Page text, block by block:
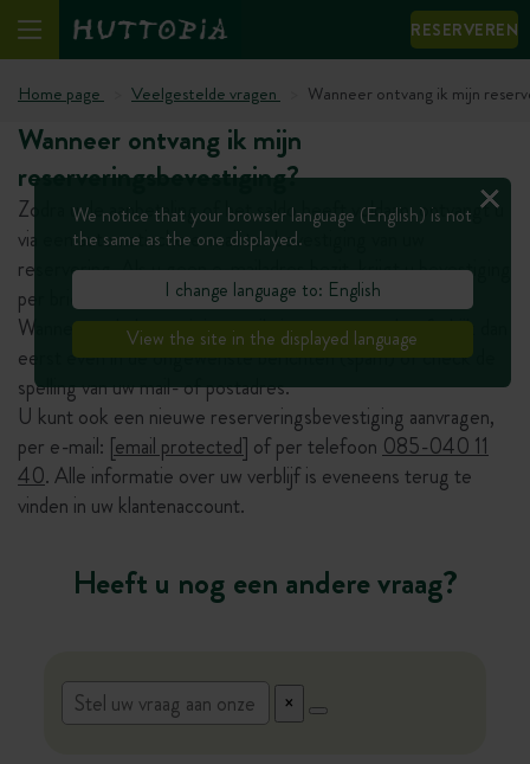
RESERVEREN
Home page Veelgestelde vragen Wanneer ontvang ik mijn
Wanneer ontvang ik mijn
reserveringsbevestiging?
Zodra u de aanbetaling of het saldo heeft voldaan, ontvangt u
via een automatische e-mail ter bevestiging van uw
reservering. Als u geen e-mailadres bezit, krijgt u bevestiging
per brief.
Wanneer u de bevestigingsmail niet ontvangen heeft, kijk dan
eerst even in de ongewenste berichten (spam) of check de
spelling van uw mail- of postadres.
U kunt ook een nieuwe reserveringsbevestiging aanvragen,
per e-mail: [email protected] of per telefoon 085-040 11
40. Alle informatie over uw verblijf is eveneens terug te
vinden in uw klantenaccount.
Heeft u nog een andere vraag?
We notice that your browser language (English) is not
the same as the one displayed.
I change language to: English
View the site in the displayed language